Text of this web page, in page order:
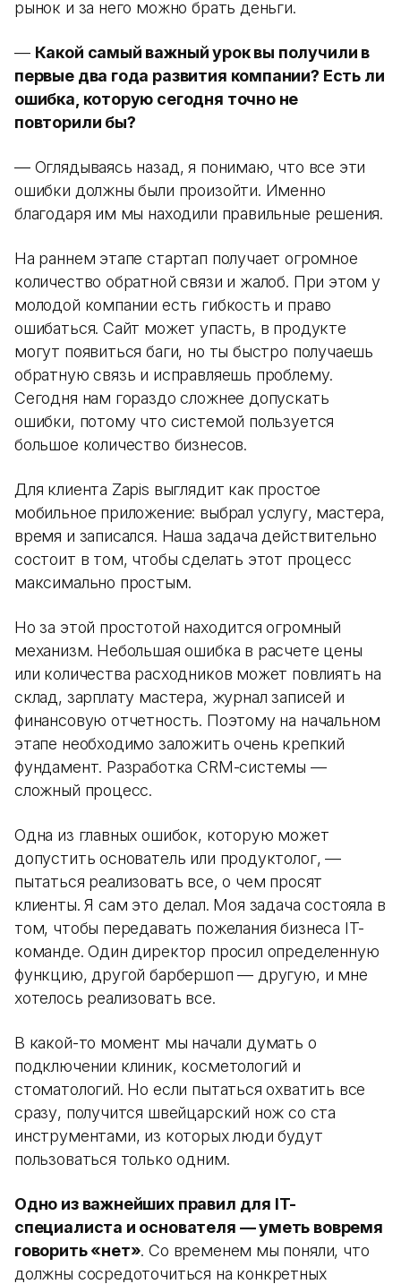
рынок и за него можно брать деньги.
— Какой самый важный урок вы получили в
первые два года развития компании? Есть ли
ошибка, которую сегодня точно не
повторили бы?
— Оглядываясь назад, я понимаю, что все эти
ошибки должны были произойти. Именно
благодаря им мы находили правильные решения.
На раннем этапе стартап получает огромное
количество обратной связи и жалоб. При этом у
молодой компании есть гибкость и право
ошибаться. Сайт может упасть, в продукте
могут появиться баги, но ты быстро получаешь
обратную связь и исправляешь проблему.
Сегодня нам гораздо сложнее допускать
ошибки, потому что системой пользуется
большое количество бизнесов.
Для клиента Zapis выглядит как простое
мобильное приложение: выбрал услугу, мастера,
время и записался. Наша задача действительно
состоит в том, чтобы сделать этот процесс
максимально простым.
Но за этой простотой находится огромный
механизм. Небольшая ошибка в расчете цены
или количества расходников может повлиять на
склад, зарплату мастера, журнал записей и
финансовую отчетность. Поэтому на начальном
этапе необходимо заложить очень крепкий
фундамент. Разработка CRM-системы —
сложный процесс.
Одна из главных ошибок, которую может
допустить основатель или продуктолог, —
пытаться реализовать все, о чем просят
клиенты. Я сам это делал. Моя задача состояла в
том, чтобы передавать пожелания бизнеса IT-
команде. Один директор просил определенную
функцию, другой барбершоп — другую, и мне
хотелось реализовать все.
В какой-то момент мы начали думать о
подключении клиник, косметологий и
стоматологий. Но если пытаться охватить все
сразу, получится швейцарский нож со ста
инструментами, из которых люди будут
пользоваться только одним.
Одно из важнейших правил для IT-
специалиста и основателя — уметь вовремя
говорить «нет». Со временем мы поняли, что
должны сосредоточиться на конкретных